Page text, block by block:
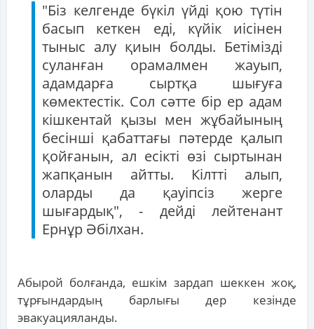
"Біз келгенде бүкіл үйді қою түтін
басып кеткен еді, күйік иісінен
тыныс алу қиын болды. Бетімізді
суланған орамалмен жауып,
адамдарға сыртқа шығуға
көмектестік. Сол сәтте бір ер адам
кішкентай қызы мен жұбайының
бесінші қабаттағы пәтерде қалып
қойғанын, ал есікті өзі сыртынан
жапқанын айтты. Кілтті алып,
оларды да қауіпсіз жерге
шығардық", - дейді лейтенант
Ернұр Әбілхан.
Абырой болғанда, ешкім зардап шеккен жоқ,
тұрғындардың барлығы дер кезінде
эвакуацияланды.